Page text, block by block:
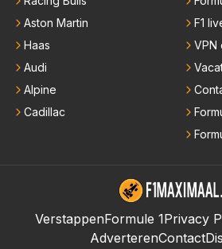
Aston Martin
Haas
Audi
Alpine
Cadillac
F1
VPN
VerstappenFormule 1Privacy
AdverterenContact